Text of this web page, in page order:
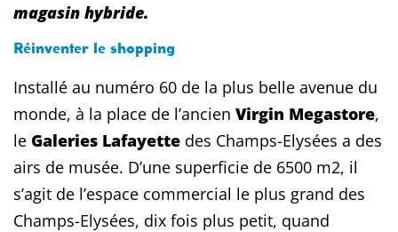
magasin hybride.
Réinventer le shopping
Installé au numéro 60 de la plus belle avenue du
monde, à la place de l’ancien Virgin Megastore,
le Galeries Lafayette des Champs-Elysées a des
airs de musée. D’une superficie de 6500 m2, il
s’agit de l’espace commercial le plus grand des
Champs-Elysées, dix fois plus petit, quand